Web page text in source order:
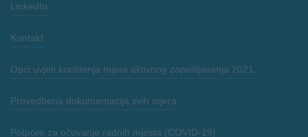
LinkedIn
Kontakt
Opći uvjeti korištenja mjera aktivnog zapošljavanja 2021.
Provedbena dokumentacija svih mjera
Potpore za očuvanje radnih mjesta (COVID-19)